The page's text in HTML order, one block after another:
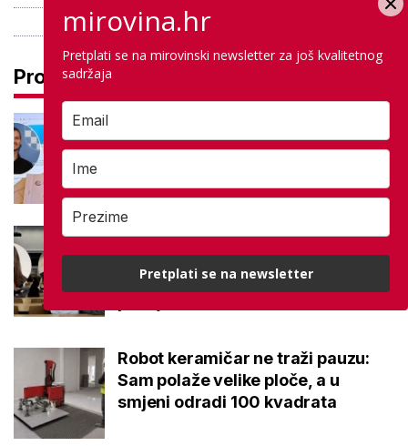
Pročitaj još
potpuno različitih predmeta: Stižu
Kakvi su danas studenti? 'Dolaze
na fakultet naviknuti dati točan
odgovor, a ne postaviti dobro
Robot keramičar ne traži pauzu:
Sam polaže velike ploče, a u
smjeni odradi 100 kvadrata
mirovina.hr
Pretplati se na mirovinski newsletter za još kvalitetnog
sadržaja
Pretplati se na newsletter